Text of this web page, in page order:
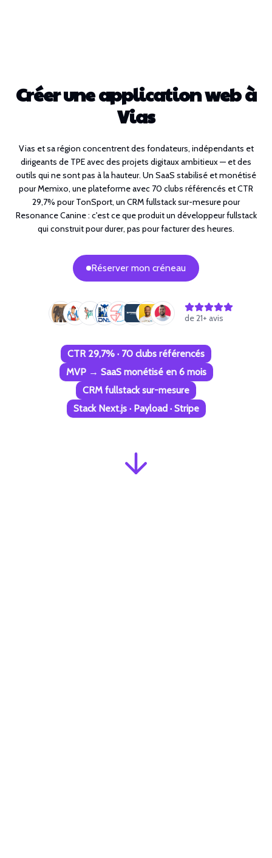
Créer une application web à
Vias
Vias et sa région concentrent des fondateurs, indépendants et
dirigeants de TPE avec des projets digitaux ambitieux — et des
outils qui ne sont pas à la hauteur. Un SaaS stabilisé et monétisé
pour Memixo, une plateforme avec 70 clubs référencés et CTR
29,7% pour TonSport, un CRM fullstack sur-mesure pour
Resonance Canine : c'est ce que produit un développeur fullstack
qui construit pour durer, pas pour facturer des heures.
Réserver mon créneau
de21+ avis
CTR 29,7% · 70 clubs référencés
MVP → SaaS monétisé en 6 mois
CRM fullstack sur-mesure
Stack Next.js · Payload · Stripe